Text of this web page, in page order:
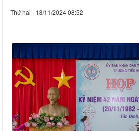
Thứ hai - 18/11/2024 08:52